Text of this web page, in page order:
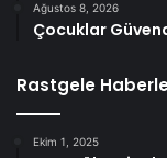
Ağustos 8, 2026
Çocuklar
Rastgele
Ekim 1, 2025